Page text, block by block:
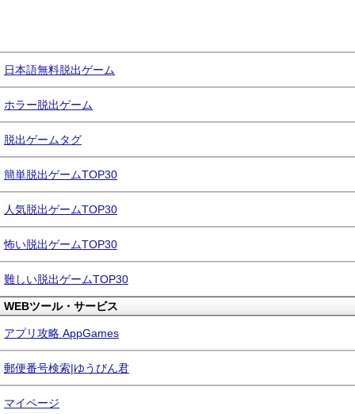
日本語無料脱出ゲーム
ホラー脱出ゲーム
脱出ゲームタグ
簡単脱出ゲームTOP30
人気脱出ゲームTOP30
怖い脱出ゲームTOP30
難しい脱出ゲームTOP30
WEBツール・サービス
アプリ攻略 AppGames
郵便番号検索|ゆうびん君
マイページ